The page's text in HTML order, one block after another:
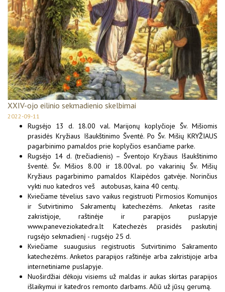
XXIV-ojo eilinio sekmadienio skelbimai
2022-09-11
Rugsėjo 13 d. 18.00 val. Marijonų koplyčioje Šv. Mišiomis
prasidės Kryžiaus Išaukštinimo Šventė. Po Šv. Mišių KRYŽIAUS
pagarbinimo pamaldos prie koplyčios esančiame parke.
Rugsėjo 14 d. (trečiadienis) – Šventojo Kryžiaus Išaukštinimo
šventė. Šv. Mišios 8.00 ir 18.00val. po vakarinių Šv. Mišių
Kryžiaus pagarbinimo pamaldos Klaipėdos gatvėje. Norinčius
vykti nuo katedros veš autobusas, kaina 40 centų.
Kviečiame tėvelius savo vaikus registruoti Pirmosios Komunijos
ir Sutvirtinimo Sakramentų katechezėms. Anketas rasite
zakristijoje, raštinėje ir parapijos puslapyje
www.paneveziokatedra.lt Katechezės prasidės paskutinį
rugsėjo sekmadienį - rugsėjo 25 d.
Kviečiame suaugusius registruotis Sutvirtinimo Sakramento
katechezėms. Anketos parapijos raštinėje arba zakristijoje arba
internetiniame puslapyje.
Nuoširdžiai dėkoju visiems už maldas ir aukas skirtas parapijos
išlaikymui ir katedros remonto darbams. Ačiū už jūsų gerumą.